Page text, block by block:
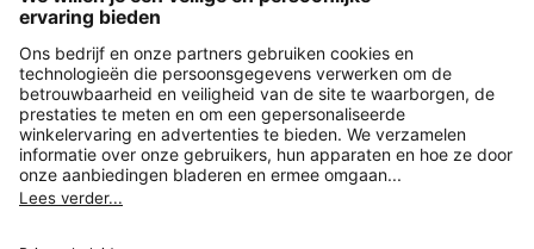
Payment and Delivery
Versleuteling met